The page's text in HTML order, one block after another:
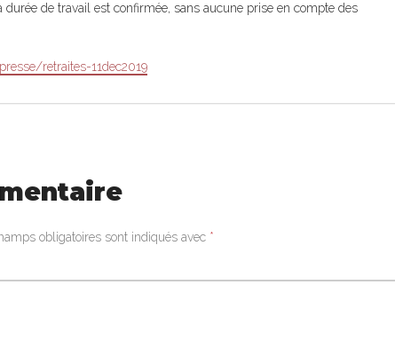
durée de travail est confirmée, sans aucune prise en compte des
retraites-11dec2019
obligatoires sont indiqués avec *